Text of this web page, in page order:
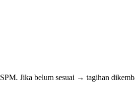
Jika belum sesuai → tagihan